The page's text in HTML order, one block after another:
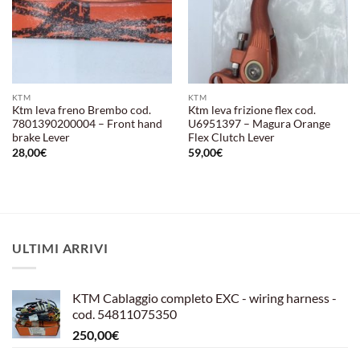
KTM
Ktm leva freno Brembo cod.
7801390200004 – Front hand
brake Lever
28,00€
KTM
Ktm leva frizione flex cod.
U6951397 – Magura Orange
Flex Clutch Lever
59,00€
ULTIMI ARRIVI
KTM Cablaggio completo EXC - wiring harness -
cod. 54811075350
250,00€